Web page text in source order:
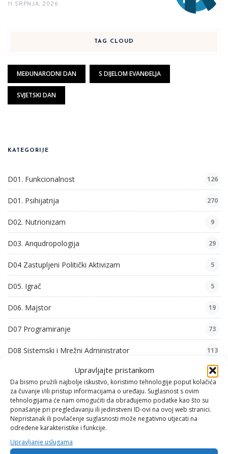
Upravljajte pristankom
Da bismo pružili najbolje iskustvo, koristimo tehnologije poput kolačića
za čuvanje i/ili pristup informacijama o uređaju. Suglasnost s ovim
tehnologijama će nam omogućiti da obrađujemo podatke kao što su
ponašanje pri pregledavanju ili jedinstveni ID-ovi na ovoj web stranici.
Nepristanak ili povlačenje suglasnosti može negativno utjecati na
određene karakteristike i funkcije.
Upravljanje uslugama
11 SRPNJA, 2026
TAG CLOUD
MEĐUNARODNI DAN S DIJELOM EVANĐELJA
SVJETSKI DAN
KATEGORIJE
D01. Funkcionalnost 126
D01. Psihijatrija 270
D02. Nutrionizam 9
D03. Anqudropologija 29
D04 Zastupljeni Politički Aktivizam 5
D05. Igrač 5
D06. Majstor 19
D07 Programiranje 73
D08 Sistemski i Mrežni Administrator 113
D09. Komunikologija 24
D10. Iskustva
F01. Mehanika 1 8